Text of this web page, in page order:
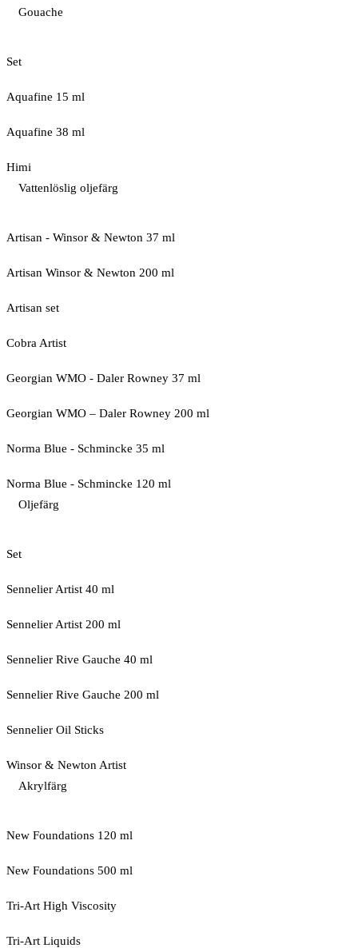
Gouache
Set
Aquafine 15 ml
Aquafine 38 ml
Himi
Vattenlöslig oljefärg
Artisan - Winsor & Newton 37 ml
Artisan Winsor & Newton 200 ml
Artisan set
Cobra Artist
Georgian WMO - Daler Rowney 37 ml
Georgian WMO – Daler Rowney 200 ml
Norma Blue - Schmincke 35 ml
Norma Blue - Schmincke 120 ml
Oljefärg
Set
Sennelier Artist 40 ml
Sennelier Artist 200 ml
Sennelier Rive Gauche 40 ml
Sennelier Rive Gauche 200 ml
Sennelier Oil Sticks
Winsor & Newton Artist
Akrylfärg
New Foundations 120 ml
New Foundations 500 ml
Tri-Art High Viscosity
Tri-Art Liquids